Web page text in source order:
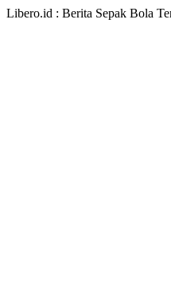
Libero.id : Berita Sepak Bola